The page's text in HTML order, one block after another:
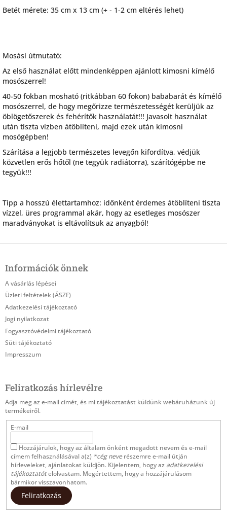
Betét mérete: 35 cm x 13 cm (+ - 1-2 cm eltérés lehet)
Mosási útmutató:
Az első használat előtt mindenképpen ajánlott kimosni kímélő
mosószerrel!
40-50 fokban mosható (ritkábban 60 fokon) bababarát és kímélő
mosószerrel, de hogy megőrizze természetességét kerüljük az
öblögetőszerek és fehérítők használatát!!! Javasolt használat
után tiszta vízben átöblíteni, majd ezek után kimosni
mosógépben!
Szárítása a legjobb természetes levegőn kifordítva, védjük
közvetlen erős hőtől (ne tegyük radiátorra), szárítógépbe ne
tegyük!!!
Tipp a hosszú élettartamhoz: időnként érdemes átöblíteni tiszta
vízzel, üres programmal akár, hogy az esetleges mosószer
maradványokat is eltávolítsuk az anyagból!
Információk önnek
A vásárlás lépései
Üzleti feltételek (ÁSZF)
Adatkezelési tájékoztató
Jogi nyilatkozat
Fogyasztóvédelmi tájékoztató
Süti tájékoztató
Impresszum
Feliratkozás hírlevélre
Adja meg az e-mail címét, és mi tájékoztatást küldünk webáruházunk új
termékeiről.
E-mail
Hozzájárulok, hogy az általam önként megadott nevem és e-mail
címem felhasználásával a(z) *cég neverészemre e-mail útján
hírleveleket, ajánlatokat küldjön. Kijelentem, hogy az adatkezelési
tájékoztatót elolvastam. Megértettem, hogy a hozzájárulásom
bármikor visszavonhatom.
Feliratkozás